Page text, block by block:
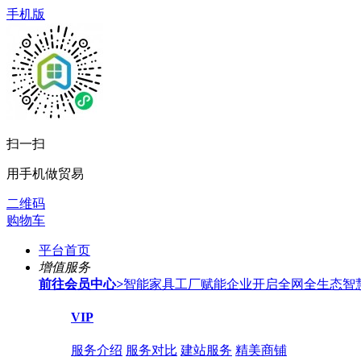
手机版
扫一扫
用手机做贸易
二维码
购物车
平台首页
增值服务
前往会员中心>智能家具工厂赋能企业开启全网全生态智
VIP
服务介绍 服务对比 建站服务 精美商铺